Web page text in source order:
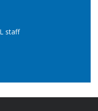
staff